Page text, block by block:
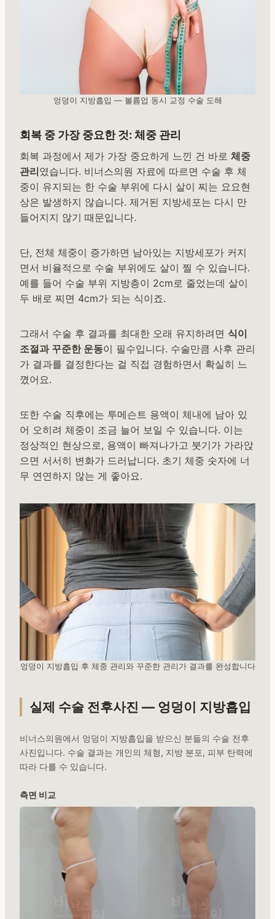
엉덩이 지방흡입 — 볼륨업 동시 교정 수술 도해
회복 중 가장 중요한 것: 체중 관리
회복 과정에서 제가 가장 중요하게 느낀 건 바로 체중
관리였습니다. 비너스의원 자료에 따르면 수술 후 체
중이 유지되는 한 수술 부위에 다시 살이 찌는 요요현
상은 발생하지 않습니다. 제거된 지방세포는 다시 만
들어지지 않기 때문입니다.
단, 전체 체중이 증가하면 남아있는 지방세포가 커지
면서 비율적으로 수술 부위에도 살이 찔 수 있습니다.
예를 들어 수술 부위 지방층이 2cm로 줄었는데 살이
두 배로 찌면 4cm가 되는 식이죠.
그래서 수술 후 결과를 최대한 오래 유지하려면 식이
조절과 꾸준한 운동이 필수입니다. 수술만큼 사후 관리
가 결과를 결정한다는 걸 직접 경험하면서 확실히 느
꼈어요.
또한 수술 직후에는 투메슨트 용액이 체내에 남아 있
어 오히려 체중이 조금 늘어 보일 수 있습니다. 이는
정상적인 현상으로, 용액이 빠져나가고 붓기가 가라앉
으면 서서히 변화가 드러납니다. 초기 체중 숫자에 너
무 연연하지 않는 게 좋아요.
엉덩이 지방흡입 후 체중 관리와 꾸준한 관리가 결과를 완성합니다
실제 수술 전후사진 — 엉덩이 지방흡입
비너스의원에서 엉덩이 지방흡입을 받으신 분들의 수술 전후
사진입니다. 수술 결과는 개인의 체형, 지방 분포, 피부 탄력에
따라 다를 수 있습니다.
측면 비교